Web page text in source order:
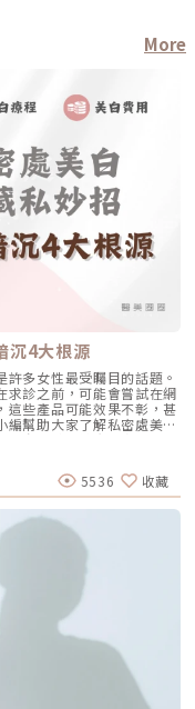
More
沉4大根源
多女性最受矚目的話題。
求診之前，可能會嘗試在網
這些產品可能效果不彰，甚
幫助大家了解私密處美白
享正確、健康的方法，讓
你變得更加有自信！私密
與外界因素有關聯，例如
膚部位的乾燥和暗沉。然
蒙息息相關。 生活習慣：
襪。這些穿搭可能導致私
色素的沉澱，如果長時間
女性賀爾蒙：導致私密
顯示，如果身體內雌激素
等，出現偏黑的情況。即
暗沉感。 懷孕：在懷孕
平。隨著胚胎成功著床，
荷爾蒙變化也會導致女性
常懷孕引起的暫時性變化
漸漸淡化。 外在刺激：
問題。如果平時穿著的內
素沉澱。建議選擇較柔軟
。除了上述原因會引起私
5536 收藏